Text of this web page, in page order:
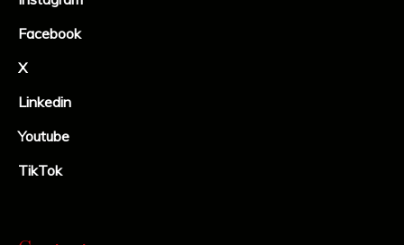
Facebook
X
Linkedin
Youtube
TikTok